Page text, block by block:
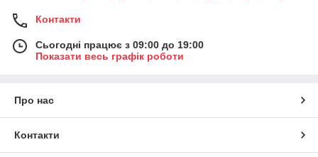
Контакти
Сьогодні працює з 09:00 до 19:00
Показати весь графік роботи
Про нас
Контакти